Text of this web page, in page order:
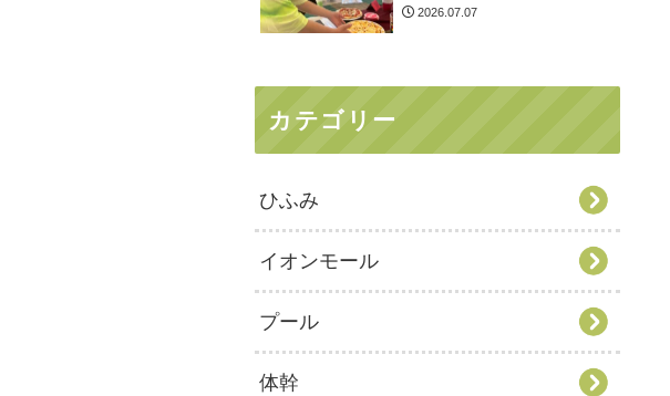
2026.07.07
カテゴリー
ひふみ
イオンモール
プール
体幹